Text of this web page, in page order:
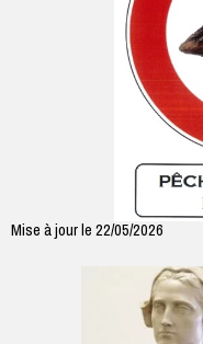
Mise à jour le 22/05/2026